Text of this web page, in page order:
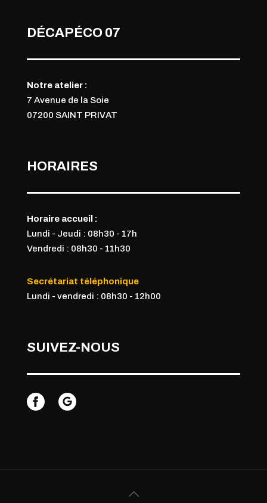
DÉCAPÉCO 07
Notre atelier :
7 Avenue de la Soie
07200 SAINT PRIVAT
HORAIRES
Horaire accueil :
Lundi - Jeudi : 08h30 - 17h
Vendredi : 08h30 - 11h30
Secrétariat téléphonique
Lundi - vendredi : 08h30 - 12h00
SUIVEZ-NOUS